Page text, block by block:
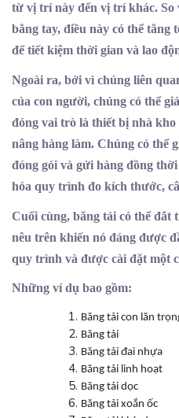
từ vị trí này đến vị trí khác. So
bằng tay, điều này có thể tăng
để tiết kiệm thời gian và lao
Ngoài ra, bởi vì chúng liên
của con người, chúng có thể
đóng vai trò là thiết bị nhà kho
nâng hàng làm. Chúng có thể
đóng gói và gửi hàng đồng
hóa quy trình đo kích thước,
Cuối cùng, băng tải có thể
nêu trên khiến nó đáng được
quy trình và được cài đặt một
Những ví dụ bao gồm:
Băng tải con lăn
Băng tải
Băng tải đai nhựa
Băng tải linh hoạt
Băng tải dọc
Băng tải xoắn ốc